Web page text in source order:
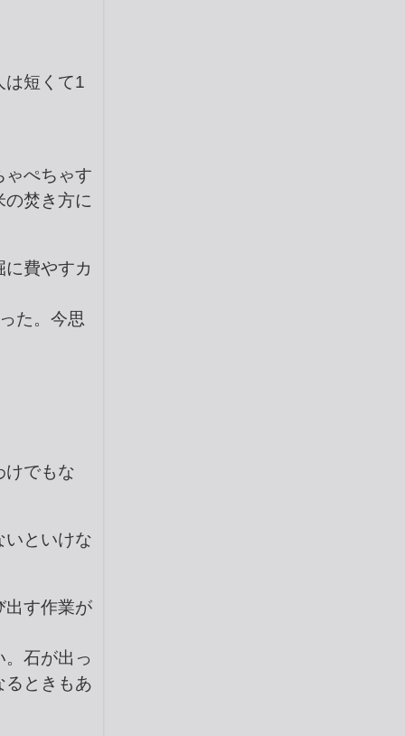
は短くて1
ゃぺちゃす
焚き方に
費やすカ
た。今思
けでもな
いといけな
出す作業が
石が出っ
るときもあ